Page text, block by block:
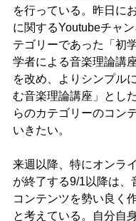
を行っている。昨日に
に関するYoutubeチャ
テゴリーであった「初
学者による音楽理論講
を改め、よりシンプル
む音楽理論講座」とし
らのカテゴリーのコン
いきたい。
来週以降、特にオンラ
が終了する9/1以降は、
コンテンツを勢い良く
と考えている。自分自